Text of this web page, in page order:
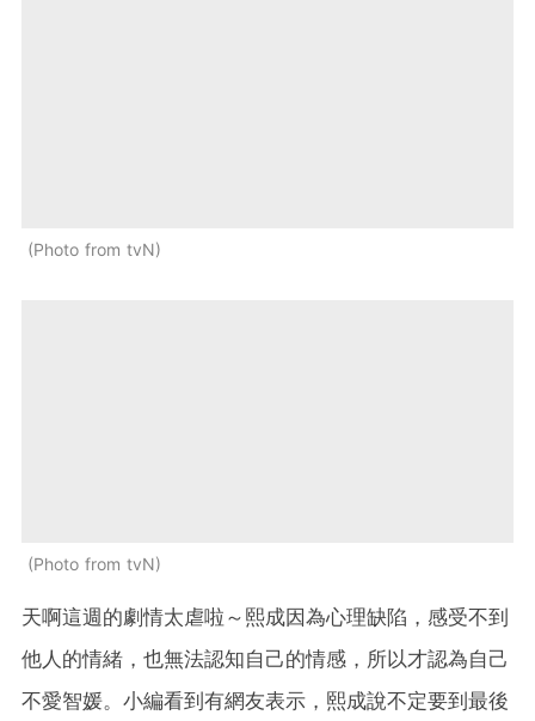
Photo from tvN
Photo from tvN
天啊這週的劇情太虐啦～熙成因為心理缺陷，感受不到
他人的情緒，也無法認知自己的情感，所以才認為自己
不愛智媛。小編看到有網友表示，熙成說不定要到最後